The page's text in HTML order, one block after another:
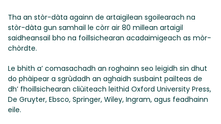
Tha an stòr-dàta againn de artaigilean sgoilearach na
stòr-dàta gun samhail le còrr air 80 millean artaigil
saidheansail bho na foillsichearan acadaimigeach as mòr-
chòrdte.
Le bhith a’ comasachadh an roghainn seo leigidh sin dhut
do phàipear a sgrùdadh an aghaidh susbaint pailteas de
dh’ fhoillsichearan cliùiteach leithid Oxford University Press,
De Gruyter, Ebsco, Springer, Wiley, Ingram, agus feadhainn
eile.